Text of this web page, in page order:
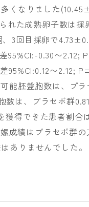
くなりました
れた成熟卵子数は
3回目採卵で
95%CI:-0.30〜2.12;
95%CI:0.12〜2.12;
能胚盤胞数は、プ
数は、プラセボ群
得できた患者割合
成績はプラセボ群
ありませんでした。